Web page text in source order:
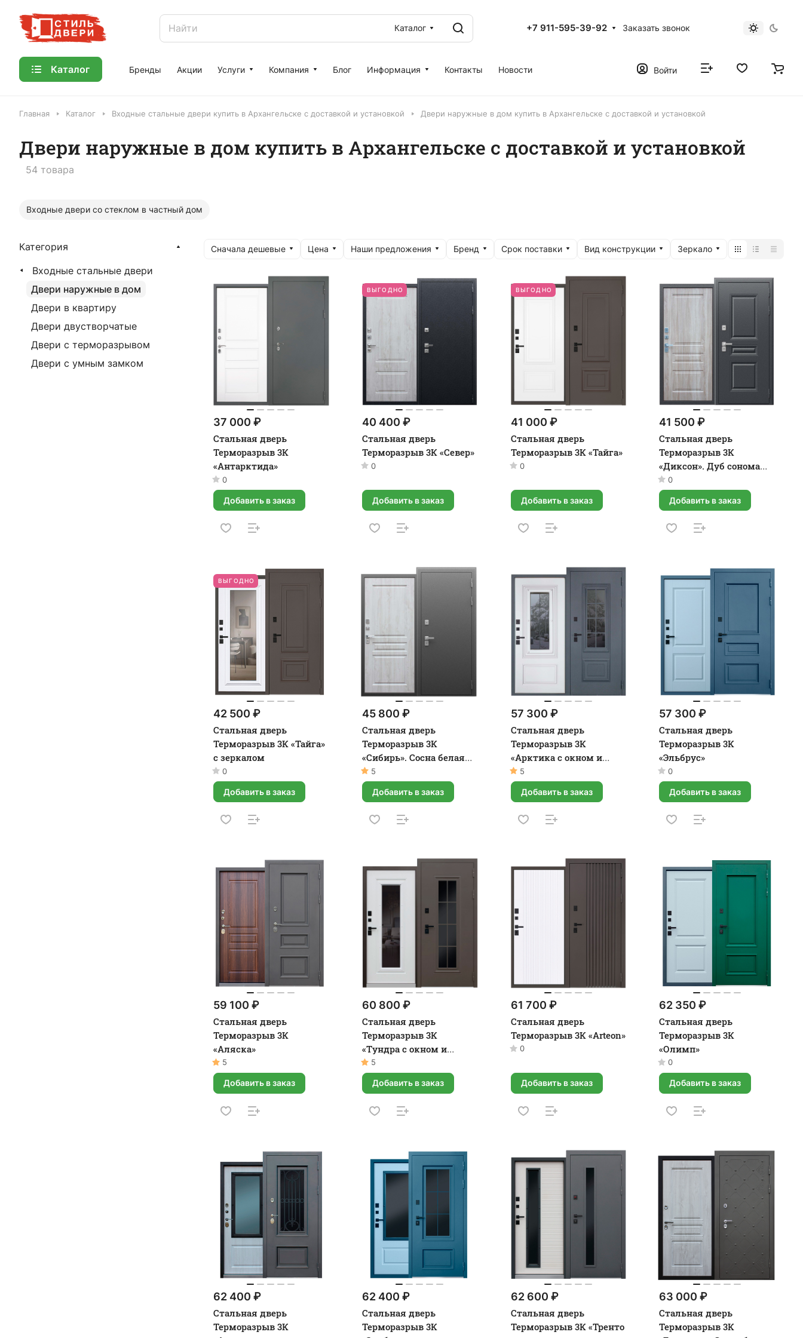
Каталог +7 911-595-39-92 Заказать звонок
Каталог Бренды Акции Услуги Компания Блог Информация Контакты Новости Войти
Главная Каталог Входные стальные двери купить в Архангельске с доставкой и установкой Двери наружные в дом купить в Архангельске с доставкой и установкой
Двери наружные в дом купить в Архангельске с доставкой и установкой
54 товара
Входные двери со стеклом в частный дом
Сначала дешевые Цена Наши предложения Бренд Срок поставки Вид конструкции Зеркало
37 000 ₽
Стальная дверь
Терморазрыв 3К
«Антарктида»
0
Добавить в заказ
ВЫГОДНО
40 400 ₽
Стальная дверь
Терморазрыв 3К «Север»
0
Добавить в заказ
ВЫГОДНО
41 000 ₽
Стальная дверь
Терморазрыв 3К «Тайга»
0
Добавить в заказ
41 500 ₽
Стальная дверь
Терморазрыв 3К
«Диксон». Дуб сонома
светлый
0
Добавить в заказ
ВЫГОДНО
42 500 ₽
Стальная дверь
Терморазрыв 3К «Тайга»
с зеркалом
0
Добавить в заказ
45 800 ₽
Стальная дверь
Терморазрыв 3К
«Сибирь». Сосна белая
50977-94
5
Добавить в заказ
57 300 ₽
Стальная дверь
Терморазрыв 3К
«Арктика с окном и
английской решеткой»
5
Добавить в заказ
57 300 ₽
Стальная дверь
Терморазрыв 3К
«Эльбрус»
0
Добавить в заказ
59 100 ₽
Стальная дверь
Терморазрыв 3К
«Аляска»
5
Добавить в заказ
60 800 ₽
Стальная дверь
Терморазрыв 3К
«Тундра с окном и
английской решеткой»
5
Добавить в заказ
61 700 ₽
Стальная дверь
Терморазрыв 3К «Arteon»
0
Добавить в заказ
62 350 ₽
Стальная дверь
Терморазрыв 3К
«Олимп»
0
Добавить в заказ
62 400 ₽
Стальная дверь
Терморазрыв 3К
62 400 ₽
Стальная дверь
Терморазрыв 3К
62 600 ₽
Стальная дверь
Терморазрыв 3К «Тренто
63 000 ₽
Стальная дверь
Терморазрыв 3К
Категория
Входные стальные двери
Двери наружные в дом
Двери в квартиру
Двери двустворчатые
Двери с терморазрывом
Двери с умным замком